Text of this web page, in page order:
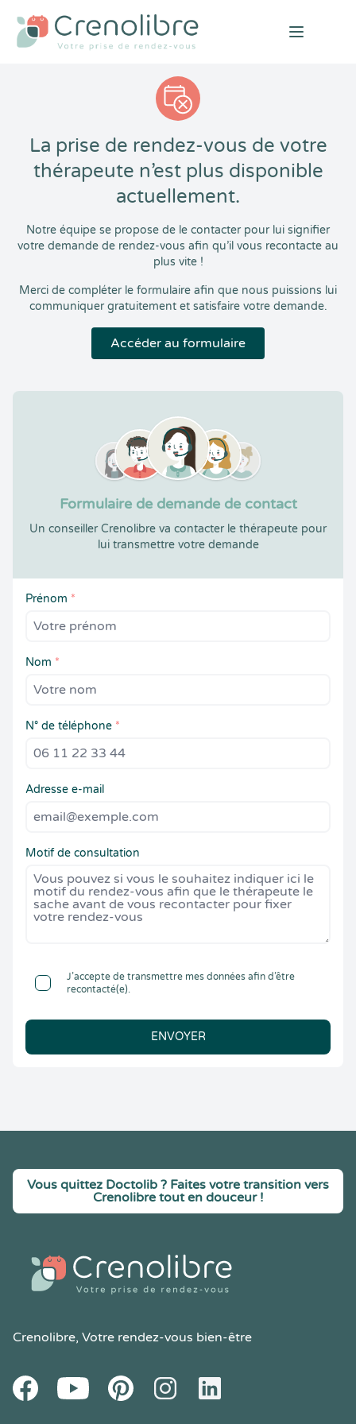
Open
La prise de rendez-vous de votre
thérapeute n’est plus disponible
actuellement.
Notre équipe se propose de le contacter pour lui signifier
votre demande de rendez-vous afin qu’il vous recontacte au
plus vite !
Merci de compléter le formulaire afin que nous puissions lui
communiquer gratuitement et satisfaire votre demande.
Accéder au formulaire
Formulaire de demande de contact
Un conseiller Crenolibre va contacter le thérapeute pour
lui transmettre votre demande
Prénom *
Nom *
N° de téléphone *
Adresse e-mail
Motif de consultation
J’accepte de transmettre mes données afin d’être
recontacté(e).
ENVOYER
Vous quittez Doctolib ? Faites votre transition vers
Crenolibre tout en douceur !
Crenolibre, Votre rendez-vous bien-être
FacebookYoutube PinteresetInstagramLinkedIn